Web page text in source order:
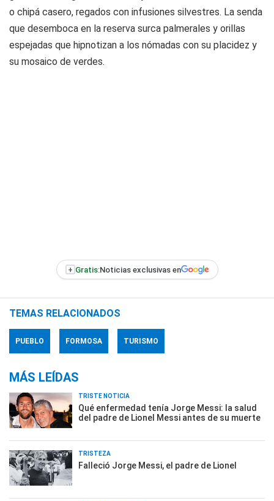
o chipá casero, regados con infusiones silvestres. La senda
que desemboca en la reserva surca palmerales y orillas
espejadas que hipnotizan a los nómadas con su placidez y
su mosaico de verdes.
+ Gratis:Noticias exclusivas en
TEMAS RELACIONADOS
PUEBLO FORMOSA TURISMO
MÁS LEÍDAS
TRISTE NOTICIA
Qué enfermedad tenía Jorge Messi: la salud
del padre de Lionel Messi antes de su muerte
TRISTEZA
Falleció Jorge Messi, el padre de Lionel